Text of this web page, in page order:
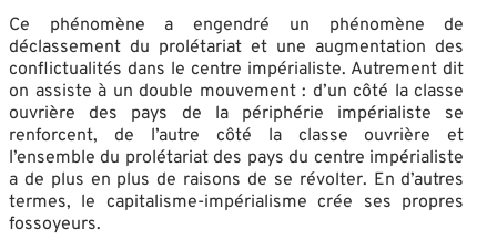
Ce phénomène a engendré un phénomène de
déclassement du prolétariat et une augmentation des
conflictualités dans le centre impérialiste. Autrement dit
on assiste à un double mouvement : d’un côté la classe
ouvrière des pays de la périphérie impérialiste se
renforcent, de l’autre côté la classe ouvrière et
l’ensemble du prolétariat des pays du centre impérialiste
a de plus en plus de raisons de se révolter. En d’autres
termes, le capitalisme-impérialisme crée ses propres
fossoyeurs.